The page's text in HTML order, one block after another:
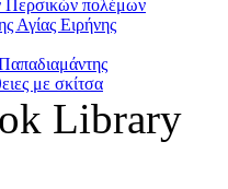
Library